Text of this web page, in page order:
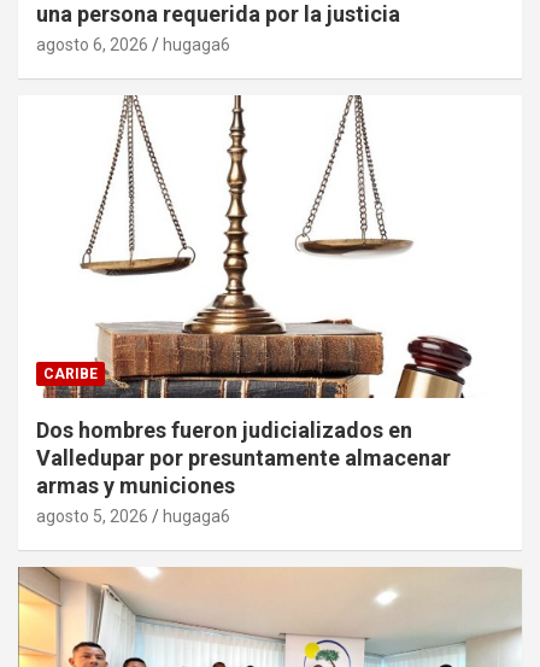
una persona requerida por la justicia
agosto 6, 2026 hugaga6
CARIBE
Dos hombres fueron judicializados en
Valledupar por presuntamente almacenar
armas y municiones
agosto 5, 2026 hugaga6